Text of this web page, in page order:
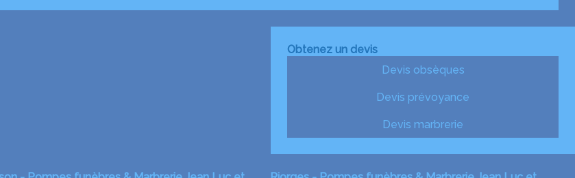
Obtenez un devis
Devis obsèques
Devis prévoyance
Devis marbrerie